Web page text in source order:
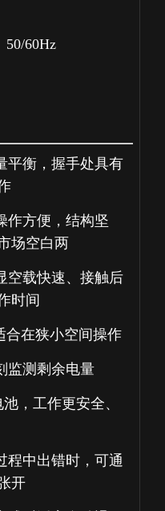
60Hz
平衡，握手处具有
作方便，结构坚
场空白两
空载快速、接触后
时间
合在狭小空间操作
监测剩余电量
，工作更安全、
程中出错时，可通
开